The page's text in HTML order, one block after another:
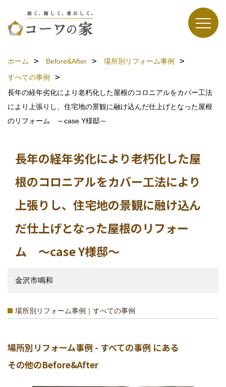
ホーム Before&After
場所別リフォーム事例
すべての事例
長年の経年劣化により老朽化した屋根のコロニアルをカバー工法
により上張りし、住宅地の景観に融け込んだ仕上げとなった屋根
のリフォーム ～case Y様邸～
長年の経年劣化により老朽化した屋
根のコロニアルをカバー工法により
上張りし、住宅地の景観に融け込ん
だ仕上げとなった屋根のリフォー
ム ～case Y様邸～
金沢市鳴和
場所別リフォーム事例｜すべての事例
場所別リフォーム事例 - すべての事例 にある
その他のBefore&After